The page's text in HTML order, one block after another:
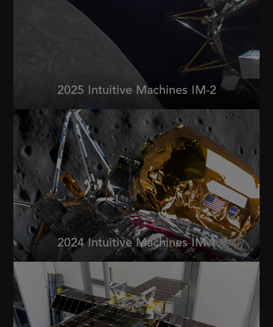
2025 Intuitive Machines IM-2
2024 Intuitive Machines IM-1